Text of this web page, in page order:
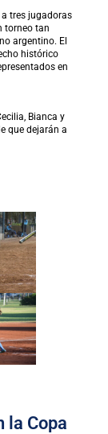
tres jugadoras
torneo tan
argentino. El
histórico
en
Bianca y
que dejarán a
la Copa